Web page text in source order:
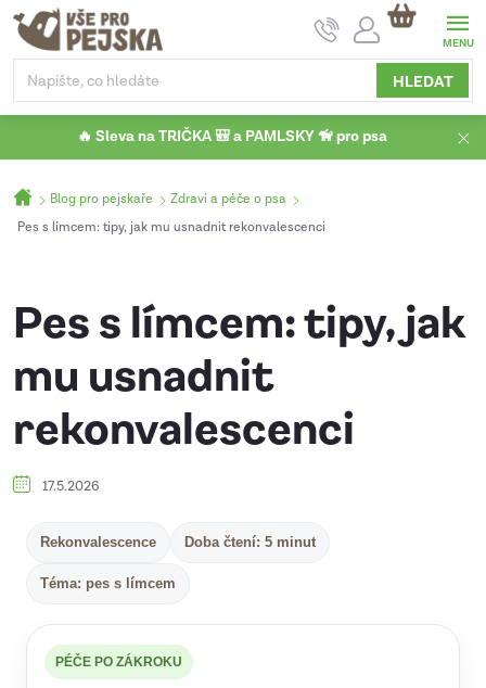
Přejít
obsah
HLEDAT
NÁKUPNÍ
KOŠÍK
🔥 Sleva na TRIČKA 🎒 a PAMLSKY 🦮 pro psa
Domů
Blog pro pejskaře
Zdraví a péče o psa
Pes s límcem: tipy, jak mu usnadnit rekonvalescenci
Pes s límcem: tipy, jak
mu usnadnit
rekonvalescenci
17.5.2026
Rekonvalescence Doba čtení: 5 minut
Téma: pes s límcem
PÉČE PO ZÁKROKU